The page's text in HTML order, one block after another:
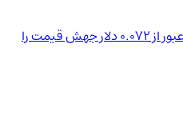
تحلیل قیمت دوج‌کوین؛ آیا عبور از ۰.۰۷۲ دلار جهش قیمت را